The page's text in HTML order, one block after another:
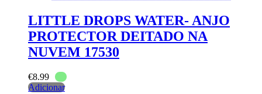
LITTLE DROPS WATER- ANJO
PROTECTOR DEITADO NA
NUVEM 17530
€8.99
Adicionar